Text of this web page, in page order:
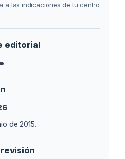
a las indicaciones de tu centro
editorial
de 2015.